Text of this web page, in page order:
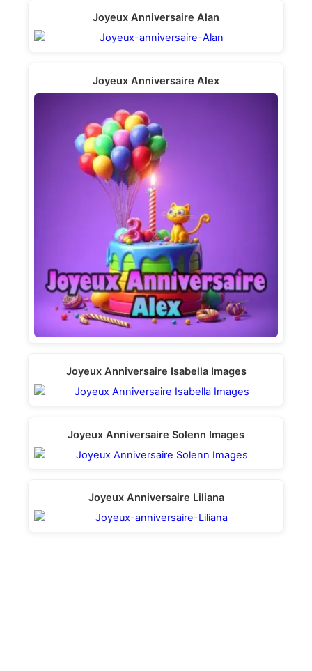
Joyeux Anniversaire Alan
Joyeux Anniversaire Alex
Joyeux Anniversaire Isabella Images
Joyeux Anniversaire Solenn Images
Joyeux Anniversaire Liliana